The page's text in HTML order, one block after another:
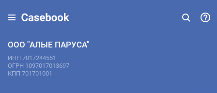
ООО "АЛЫЕ ПАРУСА"
ИНН 7017244551
ОГРН 1097017013697
КПП 701701001